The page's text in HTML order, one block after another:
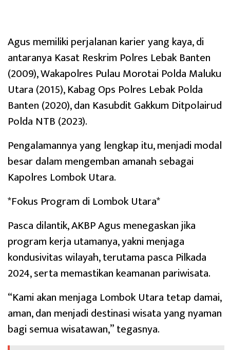
Agus memiliki perjalanan karier yang kaya, di
antaranya Kasat Reskrim Polres Lebak Banten
(2009), Wakapolres Pulau Morotai Polda Maluku
Utara (2015), Kabag Ops Polres Lebak Polda
Banten (2020), dan Kasubdit Gakkum Ditpolairud
Polda NTB (2023).
Pengalamannya yang lengkap itu, menjadi modal
besar dalam mengemban amanah sebagai
Kapolres Lombok Utara.
*Fokus Program di Lombok Utara*
Pasca dilantik, AKBP Agus menegaskan jika
program kerja utamanya, yakni menjaga
kondusivitas wilayah, terutama pasca Pilkada
2024, serta memastikan keamanan pariwisata.
“Kami akan menjaga Lombok Utara tetap damai,
aman, dan menjadi destinasi wisata yang nyaman
bagi semua wisatawan,” tegasnya.